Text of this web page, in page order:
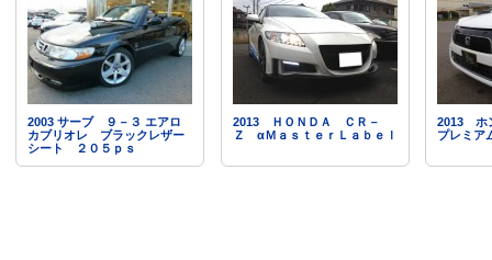
2003 サーブ ９－３ エアロ
カブリオレ ブラックレザー
シート ２０５ｐｓ
2013 ＨＯＮＤＡ ＣＲ－
Ｚ αＭａｓｔｅｒＬａｂｅｌ
2013 ホ
プレミア